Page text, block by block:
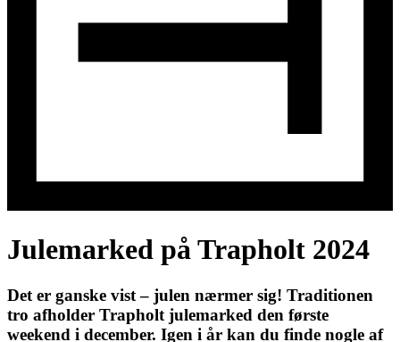
Julemarked på Trapholt 2024
Det er ganske vist – julen nærmer sig! Traditionen
tro afholder Trapholt julemarked den første
weekend i december. Igen i år kan du finde nogle af